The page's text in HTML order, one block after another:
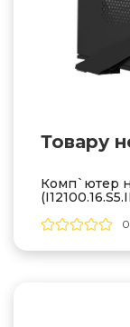
Товару
Комп`ютер